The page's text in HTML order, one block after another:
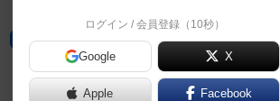
プレイスペース
Boardgame & Bed 樸宿
京都府京都市下京区西側町４９０
ログイン / 会員登録（10秒）
Google X
Apple Facebook